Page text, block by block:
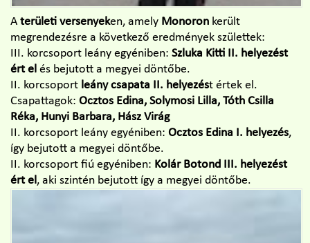
A területi versenyeken, amely Monoron került
megrendezésre a következő eredmények születtek:
III. korcsoport leány egyéniben: Szluka Kitti II. helyezést
ért el és bejutott a megyei döntőbe.
II. korcsoport leány csapata II. helyezést értek el.
Csapattagok: Ocztos Edina, Solymosi Lilla, Tóth Csilla
Réka, Hunyi Barbara, Hász Virág
II. korcsoport leány egyéniben: Ocztos Edina I. helyezés,
így bejutott a megyei döntőbe.
II. korcsoport fiú egyéniben: Kolár Botond III. helyezést
ért el, aki szintén bejutott így a megyei döntőbe.